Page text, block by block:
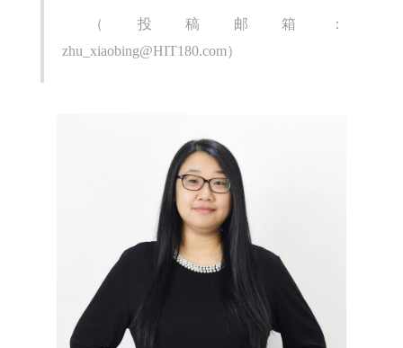
（投稿邮箱：
zhu_xiaobing@HIT180.com）